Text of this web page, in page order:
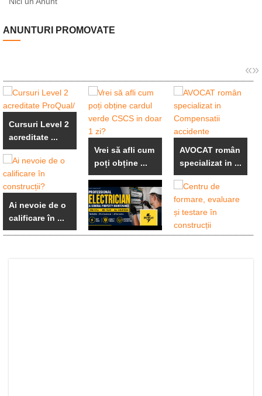
ANUNTURI PROMOVATE
«»
Cursuri Level 2
acreditate ...
Ai nevoie de o
calificare în ...
Vrei să afli cum
poți obține ...
AVOCAT român
specializat in ...